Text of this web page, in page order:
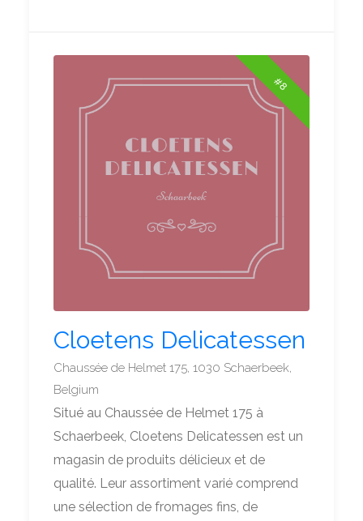
#8
Cloetens Delicatessen
Chaussée de Helmet 175, 1030 Schaerbeek,
Belgium
Situé au Chaussée de Helmet 175 à
Schaerbeek, Cloetens Delicatessen est un
magasin de produits délicieux et de
qualité. Leur assortiment varié comprend
une sélection de fromages fins, de